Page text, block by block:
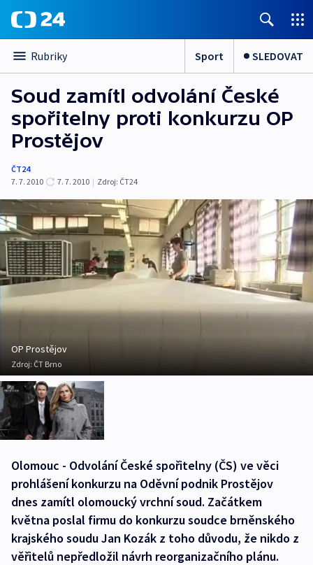
Rubriky Sport SLEDOVAT
Soud zamítl odvolání České
spořitelny proti konkurzu OP
Prostějov
ČT24
7. 7. 2010
7. 7. 2010 | Zdroj: ČT24
OP Prostějov
Zdroj: ČT Brno
Olomouc - Odvolání České spořitelny (ČS) ve věci
prohlášení konkurzu na Oděvní podnik Prostějov
dnes zamítl olomoucký vrchní soud. Začátkem
května poslal firmu do konkurzu soudce brněnského
krajského soudu Jan Kozák z toho důvodu, že nikdo z
věřitelů nepředložil návrh reorganizačního plánu.